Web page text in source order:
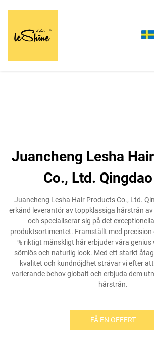
Juancheng Lesha
Co., Ltd.
Juancheng Lesha Hair Products Co., Ltd.
erkänd leverantör av toppklassiga hårstrån
och specialiserar sig på det
produktsortimentet. Framställt med precision
% riktigt mänskligt hår erbjuder våra
sömlös och naturlig look. Med ett starkt
kvalitet och kundnöjdhet strävar vi efter
varierande behov globalt och erbjuda dem
hårstrån.
FÅ EN OFFERT